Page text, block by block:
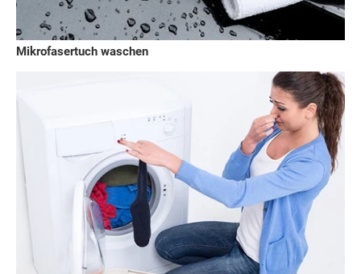
Mikrofasertuch waschen